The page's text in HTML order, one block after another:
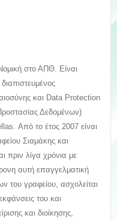
στο ΑΠΘ. Είναι
και Data Protection
Δεδομένων)
Από το έτος 2007 είναι
Σιαμάκης και
πριν λίγα χρόνια με
αυτή επαγγελματική
του γραφείου, ασχολείται
του και
και διοίκησης,